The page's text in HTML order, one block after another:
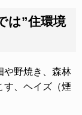
は”住環境
や野焼き、森林
す、ヘイズ（煙